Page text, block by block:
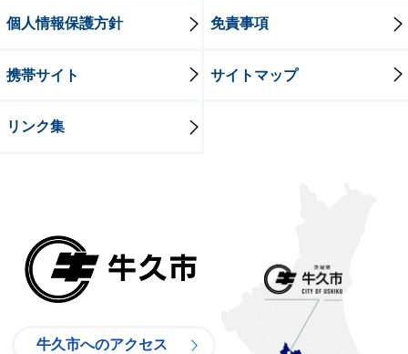
個人情報保護方針 免責事項
携帯サイト サイトマップ
リンク集
牛久市へのアクセス